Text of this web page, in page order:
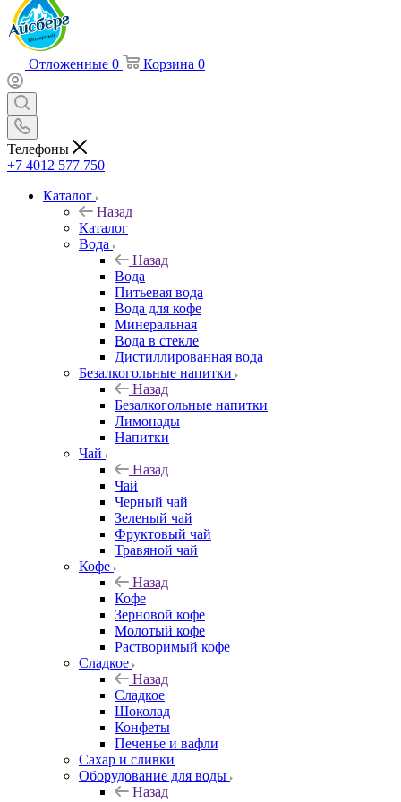
Отложенные 0 Корзина 0
Телефоны
+7 4012 577 750
Каталог
Назад
Каталог
Вода
Назад
Вода
Питьевая вода
Вода для кофе
Минеральная
Вода в стекле
Дистиллированная вода
Безалкогольные напитки
Назад
Безалкогольные напитки
Лимонады
Напитки
Чай
Назад
Чай
Черный чай
Зеленый чай
Фруктовый чай
Травяной чай
Кофе
Назад
Кофе
Зерновой кофе
Молотый кофе
Растворимый кофе
Сладкое
Назад
Сладкое
Шоколад
Конфеты
Печенье и вафли
Сахар и сливки
Оборудование для воды
Назад